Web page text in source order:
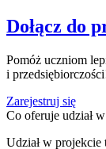
Dołącz do
Pomóż uczniom
i
Zarejestruj się
Co oferuje udział
Udział w projekcie